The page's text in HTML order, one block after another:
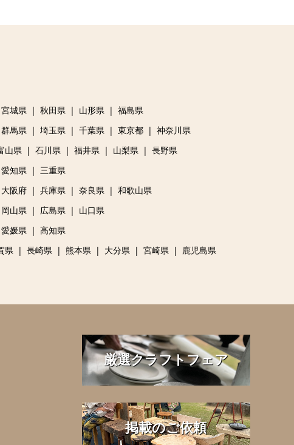
宮城県 秋田県 山形県
福島県
群馬県 埼玉県 千葉県 東京都
神奈川県
山県 石川県 福井県 山梨県
長野県
愛知県
三重県
大阪府 兵庫県 奈良県
和歌山県
岡山県 広島県
山口県
愛媛県
高知県
県 長崎県 熊本県 大分県 宮崎県
鹿児島県
厳選クラフトフェア
掲載のご依頼